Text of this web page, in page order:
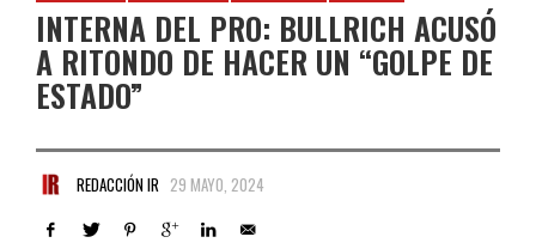
INTERNA DEL PRO: BULLRICH ACUSÓ
A RITONDO DE HACER UN “GOLPE DE
ESTADO”
REDACCIÓN IR 29 MAYO, 2024